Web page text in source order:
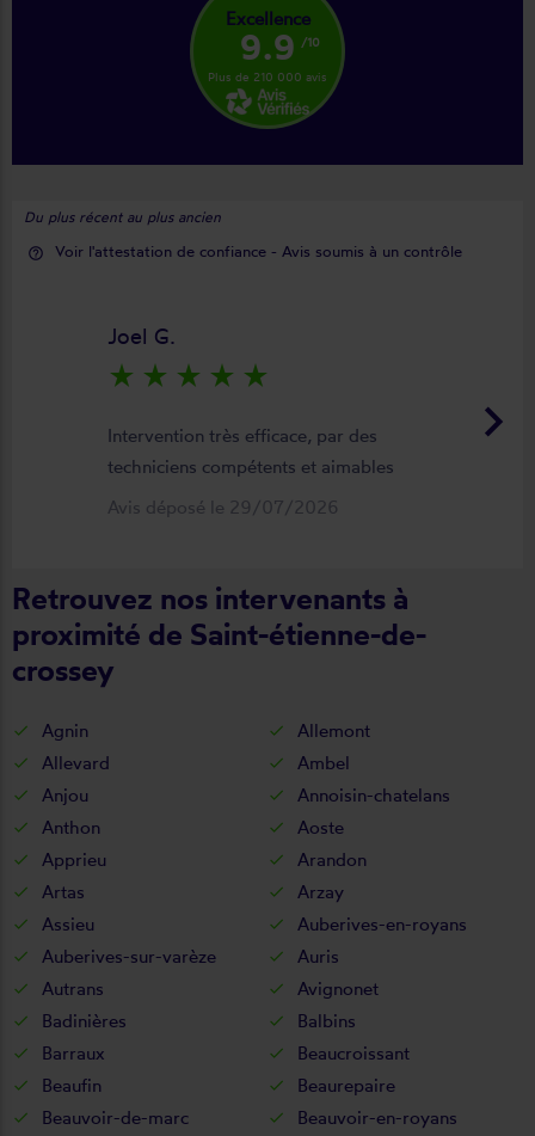
Excellence
9.9 /10
Plus de 210 000 avis
Du plus récent au plus ancien
help_outline Voir l'attestation de confiance - Avis soumis à un contrôle
keyboard_arrow_right
Joel G.
star_rate star_rate star_rate star_rate star_rate
Intervention très efficace, par des
techniciens compétents et aimables
Avis déposé le 29/07/2026
Retrouvez nos intervenants à
proximité de Saint-étienne-de-
crossey
Agnin
Allemont
Allevard
Ambel
Anjou
Annoisin-chatelans
Anthon
Aoste
Apprieu
Arandon
Artas
Arzay
Assieu
Auberives-en-royans
Auberives-sur-varèze
Auris
Autrans
Avignonet
Badinières
Balbins
Barraux
Beaucroissant
Beaufin
Beaurepaire
Beauvoir-de-marc
Beauvoir-en-royans